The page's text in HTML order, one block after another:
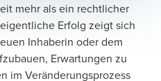
mehr als ein rechtlicher
Erfolg zeigt sich
Inhaberin oder dem
Erwartungen zu
im Veränderungsprozess